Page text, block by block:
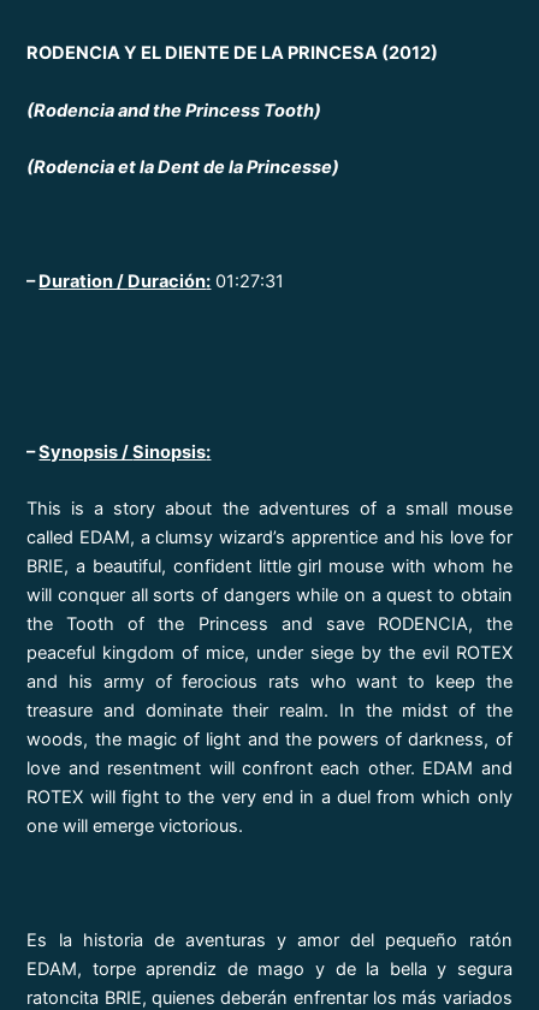
RODENCIA Y EL DIENTE DE LA PRINCESA (2012)
(Rodencia and the Princess Tooth)
(Rodencia et la Dent de la Princesse)
–Duration / Duración: 01:27:31
–Synopsis /Sinopsis:
This is a story about the adventures of a small mouse
called EDAM, a clumsy wizard’s apprentice and his love for
BRIE, a beautiful, confident little girl mouse with whom he
will conquer all sorts of dangers while on a quest to obtain
the Tooth of the Princess and save RODENCIA, the
peaceful kingdom of mice, under siege by the evil ROTEX
and his army of ferocious rats who want to keep the
treasure and dominate their realm. In the midst of the
woods, the magic of light and the powers of darkness, of
love and resentment will confront each other. EDAM and
ROTEX will fight to the very end in a duel from which only
one will emerge victorious.
Es la historia de aventuras y amor del pequeño ratón
EDAM, torpe aprendiz de mago y de la bella y segura
ratoncita BRIE, quienes deberán enfrentar los más variados